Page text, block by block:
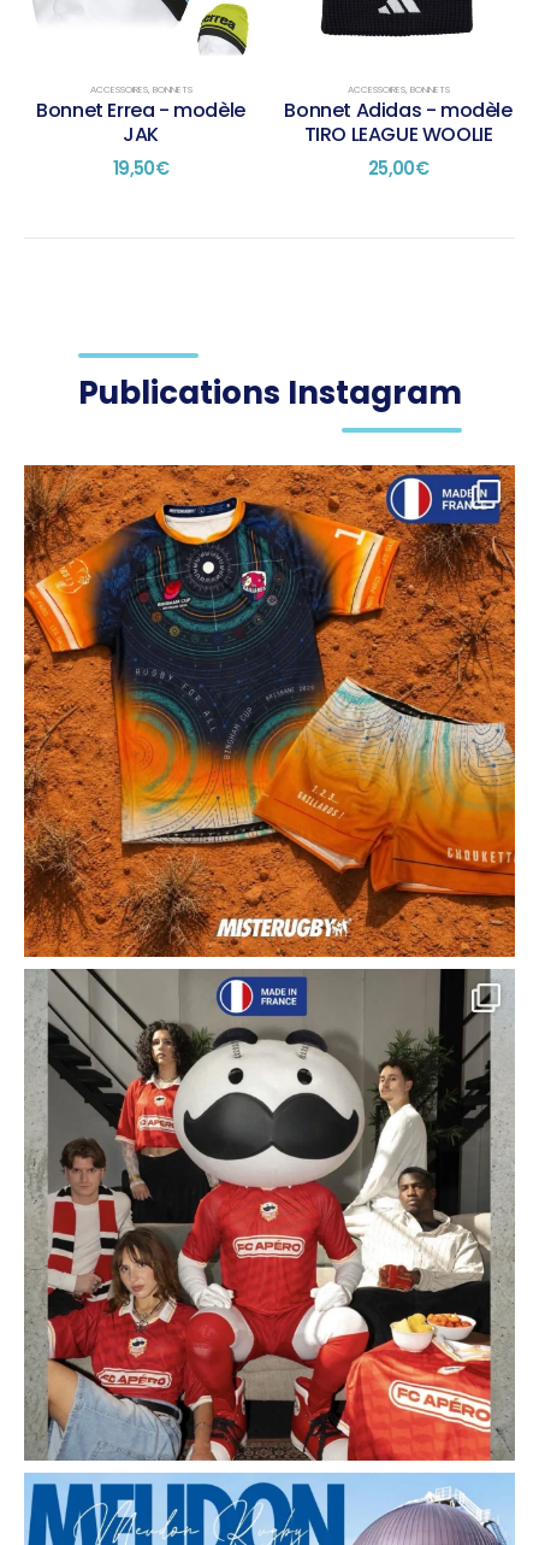
ACCESSOIRES, BONNETS
Bonnet Errea - modèle
JAK
19,50€
ACCESSOIRES, BONNETS
Bonnet Adidas - modèle
TIRO LEAGUE WOOLIE
25,00€
Publications Instagram